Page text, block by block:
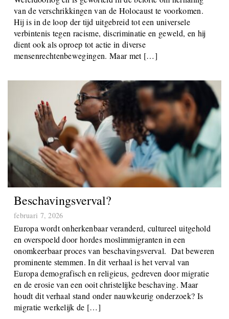
De slogan ‘Nooit meer’ ontstond na de Tweede
Wereldoorlog en is geworteld in de belofte om herhaling
van de verschrikkingen van de Holocaust te voorkomen.
Hij is in de loop der tijd uitgebreid tot een universele
verbintenis tegen racisme, discriminatie en geweld, en hij
dient ook als oproep tot actie in diverse
Beschavingsverval?
februari 7, 2026
Europa wordt onherkenbaar veranderd, cultureel uitgehold
en overspoeld door hordes moslimmigranten in een
onomkeerbaar proces van beschavingsverval. Dat beweren
prominente stemmen. In dit verhaal is het verval van
Europa demografisch en religieus, gedreven door migratie
en de erosie van een ooit christelijke beschaving. Maar
houdt dit verhaal stand onder nauwkeurig onderzoek? Is